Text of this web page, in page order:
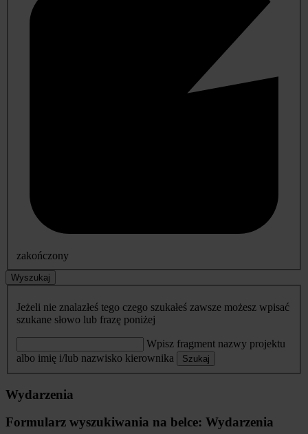
zakończony
Wyszukaj
Jeżeli nie znalazłeś tego czego szukałeś zawsze możesz wpisać
szukane słowo lub frazę poniżej
Wpisz fragment nazwy projektu
albo imię i/lub nazwisko kierownika
Szukaj
Wydarzenia
Formularz wyszukiwania na belce: Wydarzenia